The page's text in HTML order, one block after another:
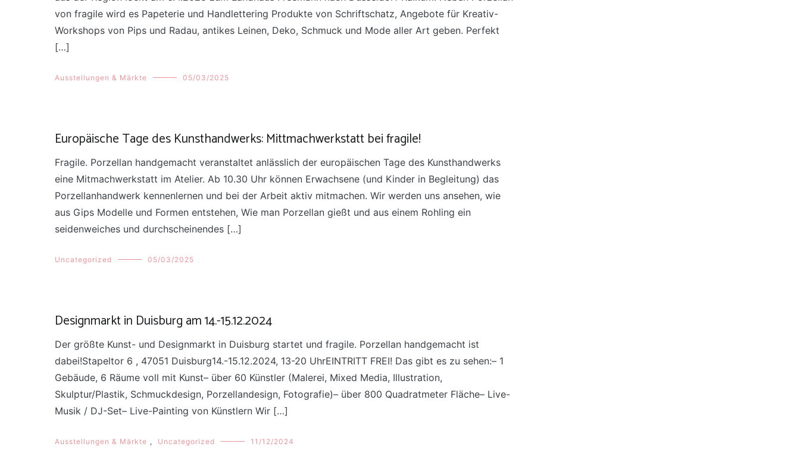
von fragile wird es Papeterie und Handlettering Produkte von Schriftschatz, Angebote für Kreativ-
Workshops von Pips und Radau, antikes Leinen, Deko, Schmuck und Mode aller Art geben. Perfekt
[…]
Ausstellungen & Märkte 05/03/2025
Europäische Tage des Kunsthandwerks: Mittmachwerkstatt bei fragile!
Fragile. Porzellan handgemacht veranstaltet anlässlich der europäischen Tage des Kunsthandwerks
eine Mitmachwerkstatt im Atelier. Ab 10.30 Uhr können Erwachsene (und Kinder in Begleitung) das
Porzellanhandwerk kennenlernen und bei der Arbeit aktiv mitmachen. Wir werden uns ansehen, wie
aus Gips Modelle und Formen entstehen, Wie man Porzellan gießt und aus einem Rohling ein
seidenweiches und durchscheinendes […]
Uncategorized 05/03/2025
Designmarkt in Duisburg am 14.-15.12.2024
Der größte Kunst- und Designmarkt in Duisburg startet und fragile. Porzellan handgemacht ist
dabei!Stapeltor 6 , 47051 Duisburg14.-15.12.2024, 13-20 UhrEINTRITT FREI! Das gibt es zu sehen:– 1
Gebäude, 6 Räume voll mit Kunst– über 60 Künstler (Malerei, Mixed Media, Illustration,
Skulptur/Plastik, Schmuckdesign, Porzellandesign, Fotografie)– über 800 Quadratmeter Fläche– Live-
Musik / DJ-Set– Live-Painting von Künstlern Wir […]
Ausstellungen & Märkte , Uncategorized 11/12/2024